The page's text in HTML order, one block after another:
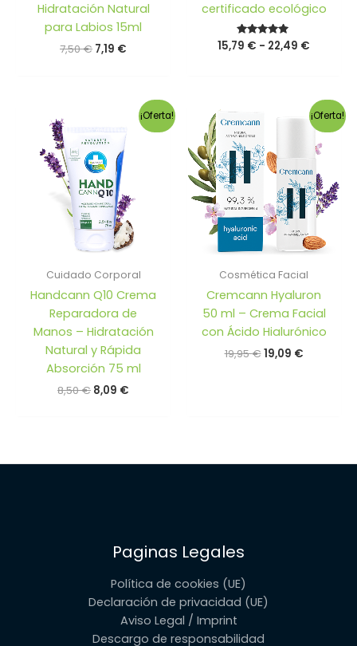
Hidratación Natural
para Labios 15ml
7,50€ El
7,19 €
7,19 €.
certificado ecológico
Valorado
15,79 € - 22,49 €
15,79 €
hasta
22,49 €
¡Oferta!
Cuidado Corporal
Handcann Q10 Crema
Reparadora de
Manos – Hidratación
Natural y Rápida
Absorción 75 ml
8,50€ El
8,09 €
¡Oferta!
Cosmética Facial
Cremcann Hyaluron
50 ml – Crema Facial
con Ácido Hialurónico
19,95€El
19,09 €El
Paginas Legales
Política de cookies (UE)
Declaración de privacidad (UE)
Aviso Legal / Imprint
Descargo de responsabilidad